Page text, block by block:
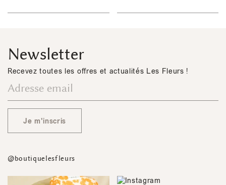
Newsletter
Recevez toutes les offres et actualités Les Fleurs !
Je m'inscris
@boutiquelesfleurs